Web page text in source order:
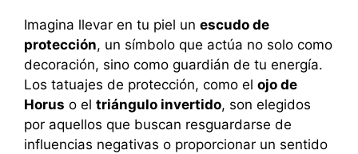
Imagina llevar en tu piel un escudo de
protección, un símbolo que actúa no solo como
decoración, sino como guardián de tu energía.
Los tatuajes de protección, como el ojo de
Horus o el triángulo invertido, son elegidos
por aquellos que buscan resguardarse de
influencias negativas o proporcionar un sentido